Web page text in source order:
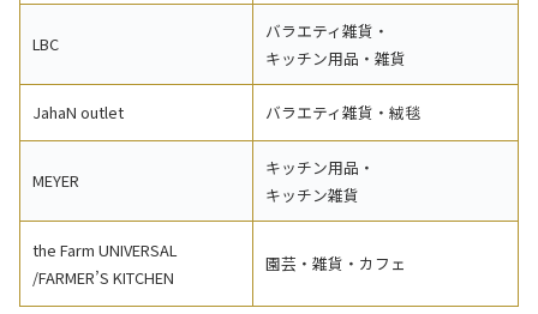
LBC
バラエティ雑貨・
キッチン用品・雑貨
JahaN outlet バラエティ雑貨・絨毯
MEYER
キッチン用品・
キッチン雑貨
the Farm UNIVERSAL
/FARMER’S KITCHEN
園芸・雑貨・カフェ